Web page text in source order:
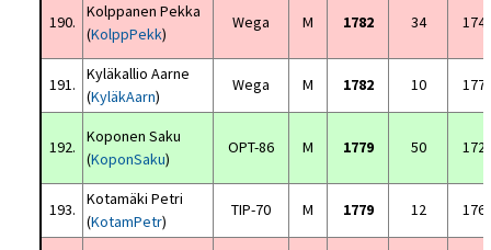
190.
Kolppanen Pekka
(KolppPekk)
Wega M 1782 34
191.
Kyläkallio Aarne
(KyläkAarn)
Wega M 1782 10
192.
Koponen Saku
(KoponSaku)
OPT-86 M 1779 50
193.
Kotamäki Petri
(KotamPetr)
TIP-70 M 1779 12